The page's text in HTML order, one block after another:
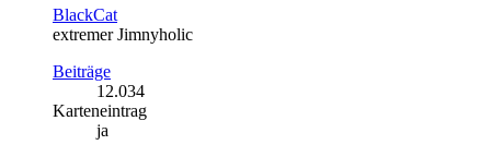
BlackCat
extremer Jimnyholic
Beiträge
12.034
Karteneintrag
ja